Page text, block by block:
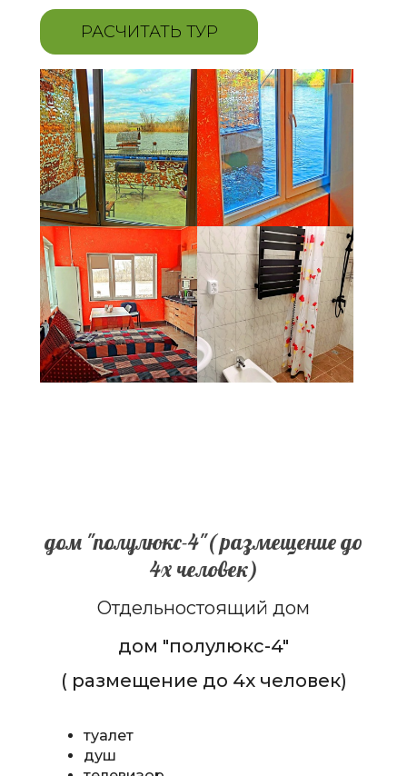
РАСЧИТАТЬ ТУР
дом "полулюкс-4"( размещение до
4х человек)
Отдельностоящий дом
дом "полулюкс-4"
( размещение до 4х человек)
туалет
душ